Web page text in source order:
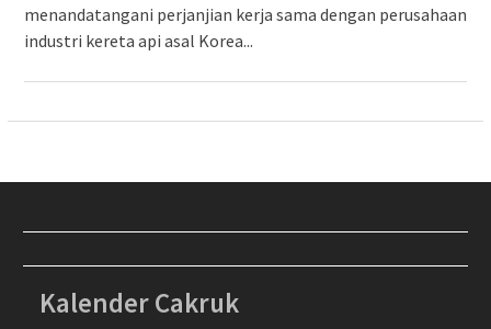
menandatangani perjanjian kerja sama dengan perusahaan
industri kereta api asal Korea...
Kalender Cakruk